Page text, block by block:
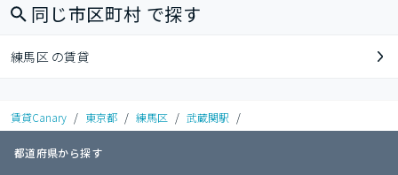
同じ市区町村 で探す
練馬区 の賃貸
賃貸Canary / 東京都 / 練馬区 / 武蔵関駅 /
都道府県から探す